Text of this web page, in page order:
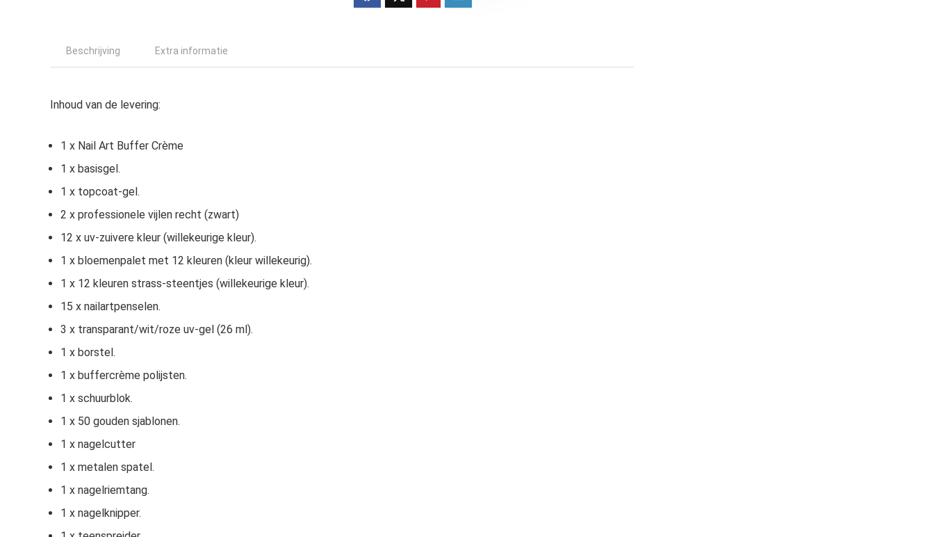
Beschrijving Extra informatie
Inhoud van de levering:
1 x Nail Art Buffer Crème
1 x basisgel.
1 x topcoat-gel.
2 x professionele vijlen recht (zwart)
12 x uv-zuivere kleur (willekeurige kleur).
1 x bloemenpalet met 12 kleuren (kleur willekeurig).
1 x 12 kleuren strass-steentjes (willekeurige kleur).
15 x nailartpenselen.
3 x transparant/wit/roze uv-gel (26 ml).
1 x borstel.
1 x buffercrème polijsten.
1 x schuurblok.
1 x 50 gouden sjablonen.
1 x nagelcutter
1 x metalen spatel.
1 x nagelriemtang.
1 x nagelknipper.